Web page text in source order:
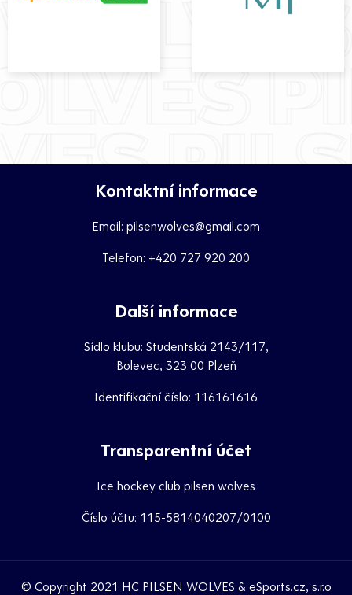
Kontaktní informace
Email: pilsenwolves@gmail.com
Telefon: +420 727 920 200
Další informace
Sídlo klubu: Studentská 2143/117,
Bolevec, 323 00 Plzeň
Identifikační číslo: 116161616
Transparentní účet
Ice hockey club pilsen wolves
Číslo účtu: 115-5814040207/0100
© Copyright 2021 HC PILSEN WOLVES & eSports.cz, s.r.o